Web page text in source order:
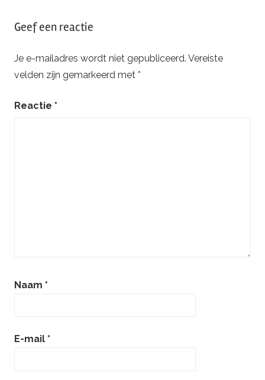
met
micrprocessor,
z80,
Geef een reactie
Je e-mailadres wordt niet gepubliceerd. Vereiste
velden zijn gemarkeerd met *
Reactie *
Naam *
E-mail *